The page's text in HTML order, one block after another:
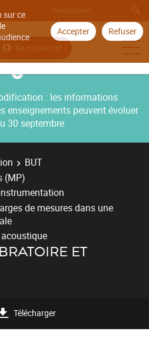
sur ce
Accepter Refuser
Se connecter
: les informations
enseignements peuvent évoluer
30 septembre
BUT
(MP)
de mesures dans une
ET
Télécharger